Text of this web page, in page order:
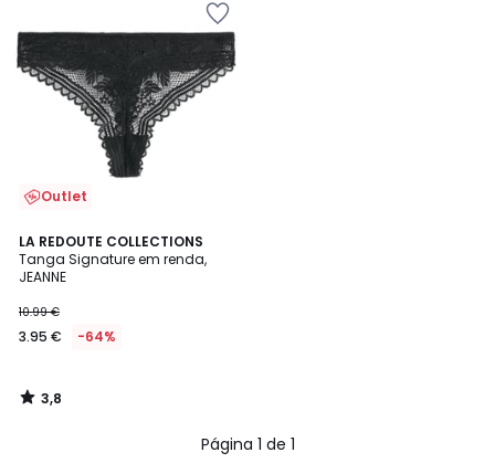
Outlet
LA REDOUTE COLLECTIONS
Tanga Signature em renda,
JEANNE
10.99 €
3.95 € -64%
3,8
/ 5
3,8
/
Página 1 de 1